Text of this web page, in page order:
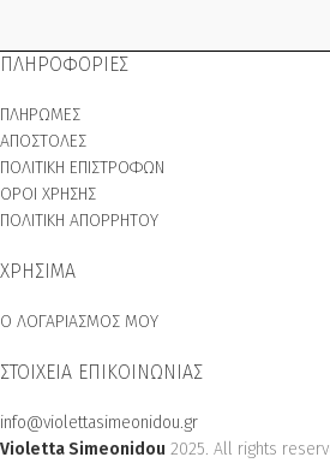
ΠΛΗΡΟΦΟΡΙΕΣ
ΠΛΗΡΩΜΕΣ
ΑΠΟΣΤΟΛΕΣ
ΠΟΛΙΤΙΚΗ ΕΠΙΣΤΡΟΦΩΝ
ΟΡΟΙ ΧΡΗΣΗΣ
ΠΟΛΙΤΙΚΗ ΑΠΟΡΡΗΤΟΥ
ΧΡΗΣΙΜΑ
Ο ΛΟΓΑΡΙΑΣΜΟΣ ΜΟΥ
ΣΤΟΙΧΕΙΑ ΕΠΙΚΟΙΝΩΝΙΑΣ
info@violettasimeonidou.gr
Violetta Simeonidou 2025. All rights